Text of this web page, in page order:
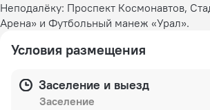
Неподалёку: Проспект Космонавтов,
Арена» и Футбольный манеж «Урал».
Условия размещения
Заселение и выезд
Заселение